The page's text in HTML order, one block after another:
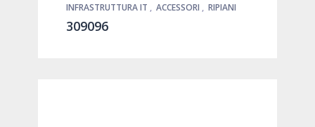
INFRASTRUTTURA IT , ACCESSORI , RIPIANI
309096